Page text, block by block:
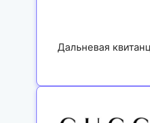
Дальневая